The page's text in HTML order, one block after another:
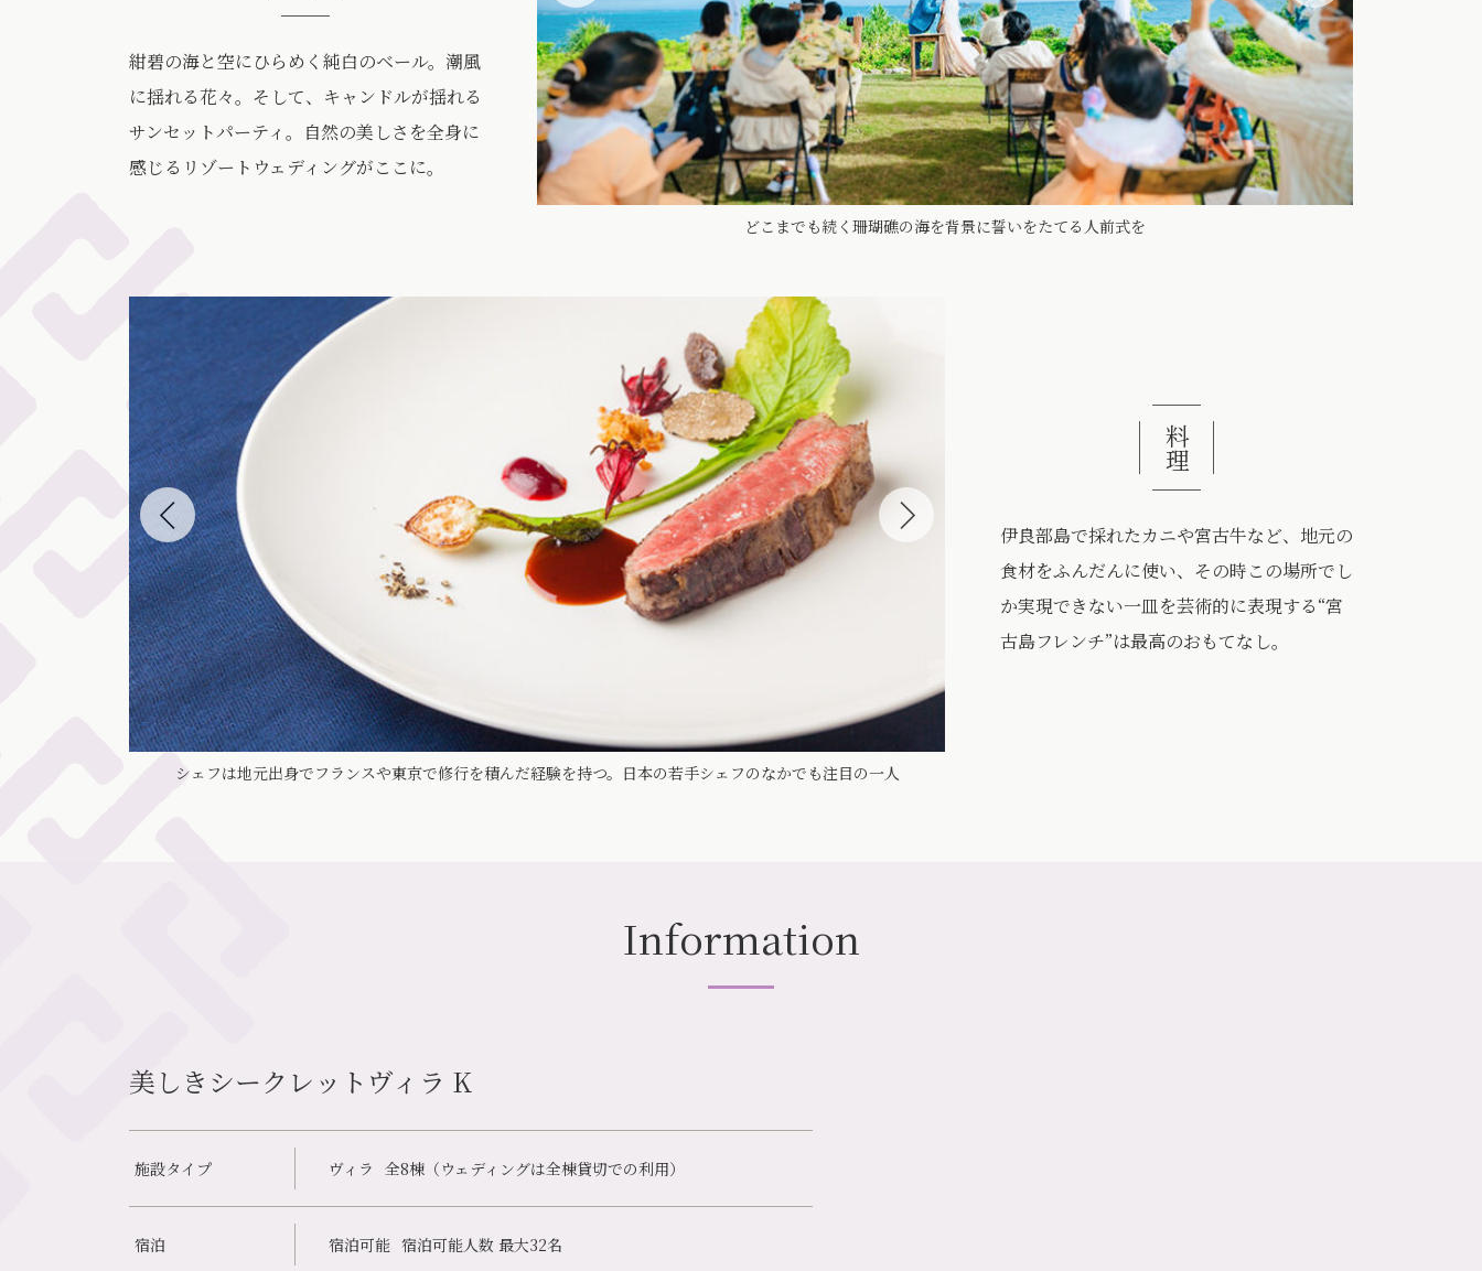
どこまでも続く珊瑚礁の海を背景に誓いをたてる人前式を
紺碧の海と空にひらめく純白のベール。潮風
に揺れる花々。そして、キャンドルが揺れる
サンセットパーティ。自然の美しさを全身に
感じるリゾートウェディングがここに。
シェフは地元出身でフランスや東京で修行を積んだ経験を持つ。日本の若手シェフのなかでも注目の一人
料理
伊良部島で採れたカニや宮古牛など、地元の
食材をふんだんに使い、その時この場所でし
か実現できない一皿を芸術的に表現する“宮
古島フレンチ”は最高のおもてなし。
Information
美しきシークレットヴィラ K
施設タイプ ヴィラ 全8棟（ウェディングは全棟貸切での利用）
宿泊 宿泊可能 宿泊可能人数 最大32名